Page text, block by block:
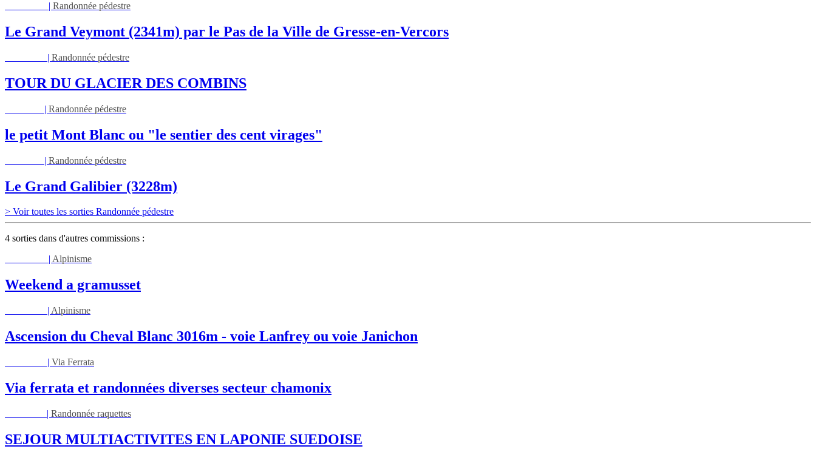
| Randonnée pédestre
Le Grand Veymont (2341m) par le Pas de la Ville de Gresse-en-Vercors
| Randonnée pédestre
TOUR DU GLACIER DES COMBINS
| Randonnée pédestre
le petit Mont Blanc ou "le sentier des cent virages"
| Randonnée pédestre
Le Grand Galibier (3228m)
> Voir toutes les sorties Randonnée pédestre
4 sorties dans d'autres commissions :
Alpinisme
Weekend a gramusset
| Alpinisme
Ascension du Cheval Blanc 3016m - voie Lanfrey ou voie Janichon
| Via Ferrata
Via ferrata et randonnées diverses secteur chamonix
| Randonnée raquettes
SEJOUR MULTIACTIVITES EN LAPONIE SUEDOISE